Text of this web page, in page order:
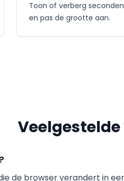
Toon of verberg
en pas de grootte aan.
de browser verandert in